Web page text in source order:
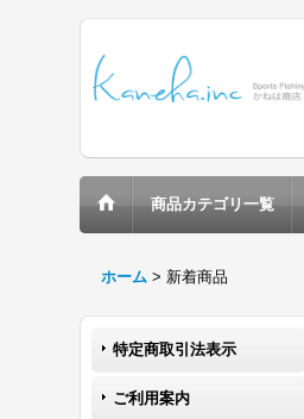
商品カテゴリ一覧
ホーム > 新着商品
特定商取引法表示
ご利用案内